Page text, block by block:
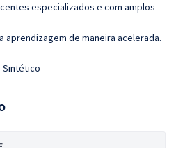
especializados e com amplos
aprendizagem de maneira acelerada.
Sintético